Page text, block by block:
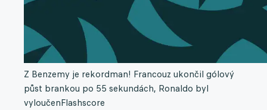
Z Benzemy je rekordman! Francouz ukončil gólový
půst brankou po 55 sekundách, Ronaldo byl
vyloučenFlashscore